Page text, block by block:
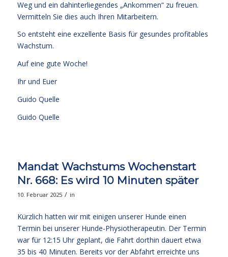
Weg und ein dahinterliegendes „Ankommen“ zu freuen.
Vermitteln Sie dies auch Ihren Mitarbeitern.
So entsteht eine exzellente Basis für gesundes profitables
Wachstum.
Auf eine gute Woche!
Ihr und Euer
Guido Quelle
Guido Quelle
Mandat Wachstums Wochenstart
Nr. 668: Es wird 10 Minuten später
10. Februar 2025 / in
Kürzlich hatten wir mit einigen unserer Hunde einen
Termin bei unserer Hunde-Physiotherapeutin. Der Termin
war für 12:15 Uhr geplant, die Fahrt dorthin dauert etwa
35 bis 40 Minuten. Bereits vor der Abfahrt erreichte uns